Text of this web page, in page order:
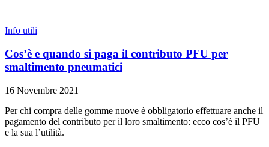
Info utili
Cos’è e quando si paga il contributo PFU per
smaltimento pneumatici
16 Novembre 2021
Per chi compra delle gomme nuove è obbligatorio effettuare anche il
pagamento del contributo per il loro smaltimento: ecco cos’è il PFU
e la sua l’utilità.